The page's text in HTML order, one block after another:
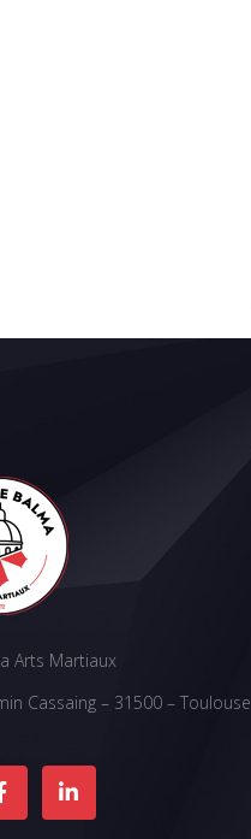
Arts Martiaux
Cassaing – 31500 – Toulouse